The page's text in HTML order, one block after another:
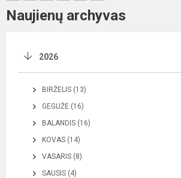
Naujienų archyvas
2026
BIRŽELIS (13)
GEGUŽĖ (16)
BALANDIS (16)
KOVAS (14)
VASARIS (8)
SAUSIS (4)